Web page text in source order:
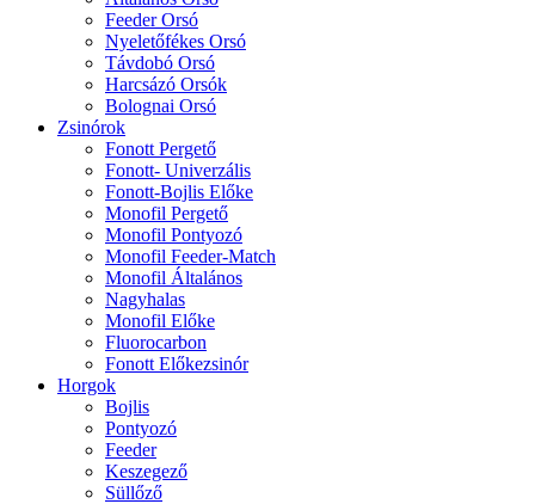
Feeder Orsó
Nyeletőfékes Orsó
Távdobó Orsó
Harcsázó Orsók
Bolognai Orsó
Zsinórok
Fonott Pergető
Fonott- Univerzális
Fonott-Bojlis Előke
Monofil Pergető
Monofil Pontyozó
Monofil Feeder-Match
Monofil Általános
Nagyhalas
Monofil Előke
Fluorocarbon
Fonott Előkezsinór
Horgok
Bojlis
Pontyozó
Feeder
Keszegező
Süllőző